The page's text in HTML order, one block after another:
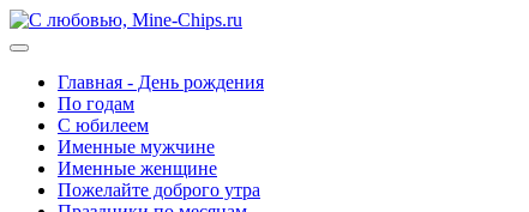
Главная - День рождения
По годам
С юбилеем
Именные мужчине
Именные женщине
Пожелайте доброго утра